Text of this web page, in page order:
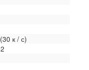
к / с)